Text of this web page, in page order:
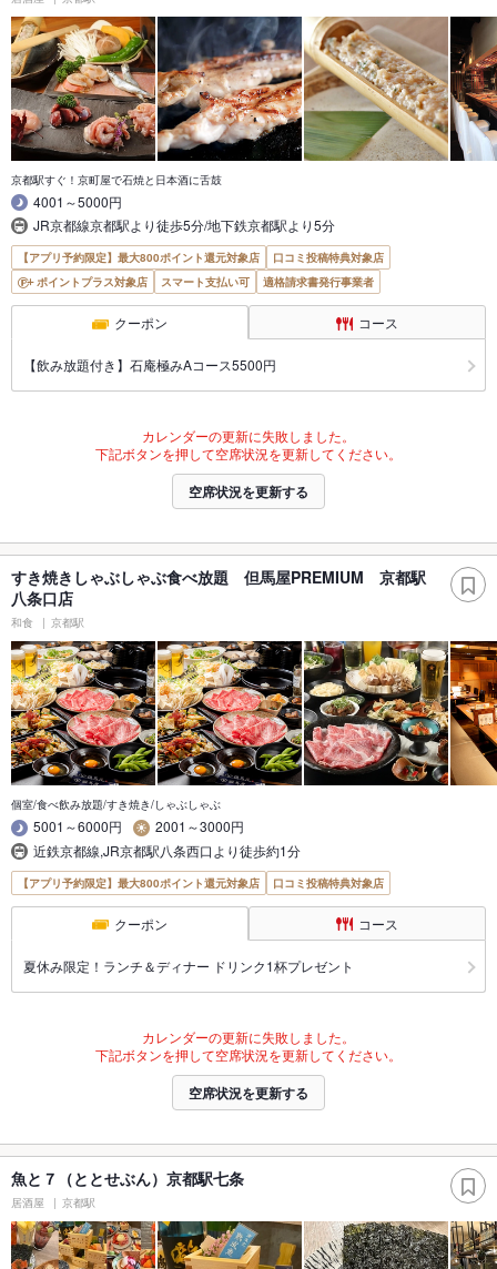
京都駅すぐ！京町屋で石焼と日本酒に舌鼓
4001～5000円
JR京都線京都駅より徒歩5分/地下鉄京都駅より5分
【アプリ予約限定】最大800ポイント還元対象店
口コミ投稿特典対象店
ポイントプラス対象店
スマート支払い可 適格請求書発行事業者
クーポン コース
【飲み放題付き】石庵極みAコース5500円
カレンダーの更新に失敗しました。
下記ボタンを押して空席状況を更新してください。
空席状況を更新する
すき焼きしゃぶしゃぶ食べ放題 但馬屋PREMIUM 京都駅
八条口店
和食 京都駅
個室/食べ飲み放題/すき焼き/しゃぶしゃぶ
5001～6000円
2001～3000円
近鉄京都線,JR京都駅八条西口より徒歩約1分
【アプリ予約限定】最大800ポイント還元対象店 口コミ投稿特典対象店
クーポン コース
夏休み限定！ランチ＆ディナー ドリンク1杯プレゼント
カレンダーの更新に失敗しました。
下記ボタンを押して空席状況を更新してください。
空席状況を更新する
魚と７（ととせぶん）京都駅七条
居酒屋 京都駅